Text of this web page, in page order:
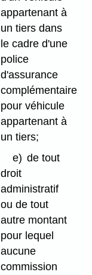
appartenant à
un tiers dans
le cadre d'une
police
d'assurance
complémentaire
pour véhicule
appartenant à
un tiers;
e) de tout
droit
administratif
ou de tout
autre montant
pour lequel
aucune
commission